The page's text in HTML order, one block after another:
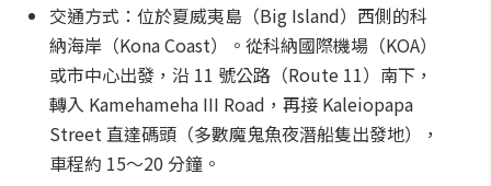
交通方式：位於夏威夷島（Big Island）西側的科
納海岸（Kona Coast）。從科納國際機場（KOA）
或市中心出發，沿 11 號公路（Route 11）南下，
轉入 Kamehameha III Road，再接 Kaleiopapa
Street 直達碼頭（多數魔鬼魚夜潛船隻出發地），
車程約 15～20 分鐘。